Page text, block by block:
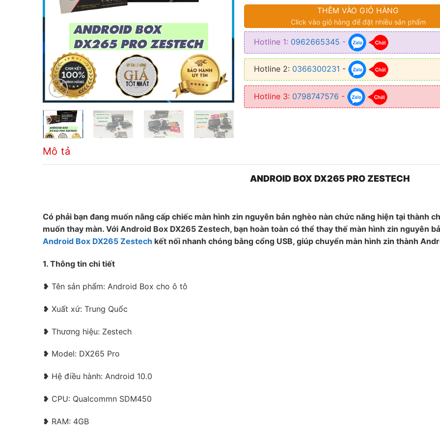
❥ Hệ điều hành: Android 10.0
❥ CPU: Qualcommn SDM450
❥ RAM: 4GB
❥ ROM: 64GB
❥ Chip: Octa-Core 1.8Ghz, ARM Cortex A53
❥ Bảo hành: 24 tháng
THÊM VÀO GIỎ HÀNG
Click vào giỏ hàng để đặt nhiều sản phẩm
Hotline 1: 0962665345 -
Hotline 2: 0366300231 -
Hotline 3: 0798747576 -
Mô tả
ANDROID BOX DX265 PRO ZESTECH
Có phải bạn đang muốn nâng cấp chiếc màn hình zin nguyên bản nghèo nàn chức năng hiện tại thành
muốn thay màn. Với Android Box DX265 Zestech, bạn hoàn toàn có thể thay thế màn hình zin nguyên
Android Box DX265 Zestech kết nối nhanh chóng bằng cổng USB, giúp chuyển màn hình zin thành
1. Thông tin chi tiết
❥ Tên sản phẩm: Android Box cho ô tô
❥ Xuất xứ: Trung Quốc
❥ Thương hiệu: Zestech
❥ Model: DX265 Pro
❥ Hệ điều hành: Android 10.0
❥ CPU: Qualcommn SDM450
❥ RAM: 4GB